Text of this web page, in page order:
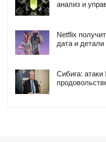
анализ и
Netflix
дата и детали
Сибига: